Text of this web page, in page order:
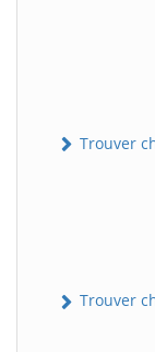
Trouver
Trouver